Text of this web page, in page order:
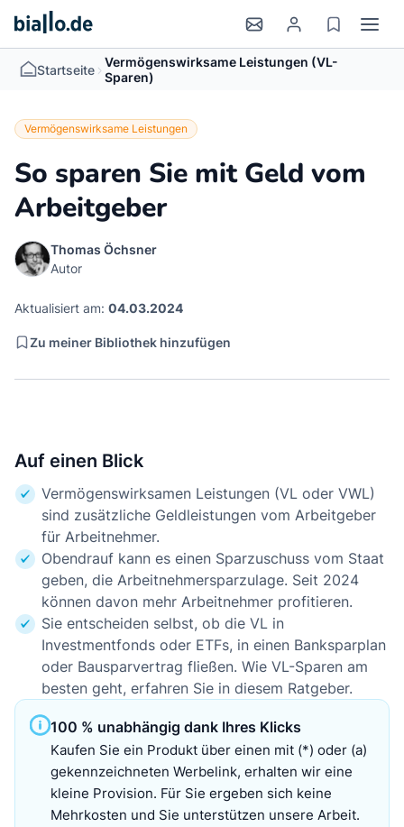
Startseite > Vermögenswirksame Leistungen (VL-
Sparen)
Vermögenswirksame Leistungen
So sparen Sie mit Geld vom
Arbeitgeber
Thomas Öchsner
Autor
Aktualisiert am: 04.03.2024
Zu meiner Bibliothek hinzufügen
Auf einen Blick
Vermögenswirksamen Leistungen (VL oder VWL)
sind zusätzliche Geldleistungen vom Arbeitgeber
für Arbeitnehmer.
Obendrauf kann es einen Sparzuschuss vom Staat
geben, die Arbeitnehmersparzulage. Seit 2024
können davon mehr Arbeitnehmer profitieren.
Sie entscheiden selbst, ob die VL in
Investmentfonds oder ETFs, in einen Banksparplan
oder Bausparvertrag fließen. Wie VL-Sparen am
besten geht, erfahren Sie in diesem Ratgeber.
100 % unabhängig dank Ihres Klicks
Kaufen Sie ein Produkt über einen mit (*) oder (a)
gekennzeichneten Werbelink, erhalten wir eine
kleine Provision. Für Sie ergeben sich keine
Mehrkosten und Sie unterstützen unsere Arbeit.